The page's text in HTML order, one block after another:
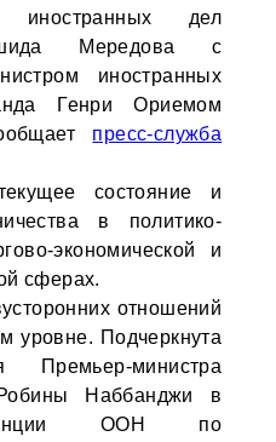
иностранных дел
Мередова с
иностранных
Генри Ориемом
пресс-служба
состояние и
в политико-
экономической и
сферах.
отношений
уровне. Подчеркнута
Премьер-министра
Наббанджи в
ООН по